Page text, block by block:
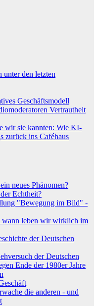
den letzten
Geschäftsmodell
Vertrautheit
wir sie kannten: Wie KI-
zurück ins Caféhaus
neues Phänomen?
Echtheit?
"Bewegung im Bild" -
wann leben wir wirklich im
der Deutschen
der Deutschen
Ende der 1980er Jahre
die anderen - und